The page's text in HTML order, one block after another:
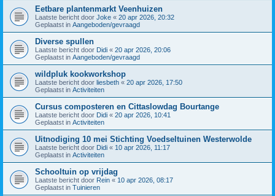
Eetbare plantenmarkt Veenhuizen
Laatste bericht door Joke « 20 apr 2026, 20:32
Geplaatst in Aangeboden/gevraagd
Diverse spullen
Laatste bericht door Didi « 20 apr 2026, 20:06
Geplaatst in Aangeboden/gevraagd
wildpluk kookworkshop
Laatste bericht door liesbeth « 20 apr 2026, 17:50
Geplaatst in Activiteiten
Cursus composteren en Cittaslowdag Bourtange
Laatste bericht door Didi « 20 apr 2026, 10:41
Geplaatst in Activiteiten
Uitnodiging 10 mei Stichting Voedseltuinen Westerwolde
Laatste bericht door Didi « 10 apr 2026, 11:17
Geplaatst in Activiteiten
Schooltuin op vrijdag
Laatste bericht door Rein « 10 apr 2026, 08:17
Geplaatst in Tuinieren